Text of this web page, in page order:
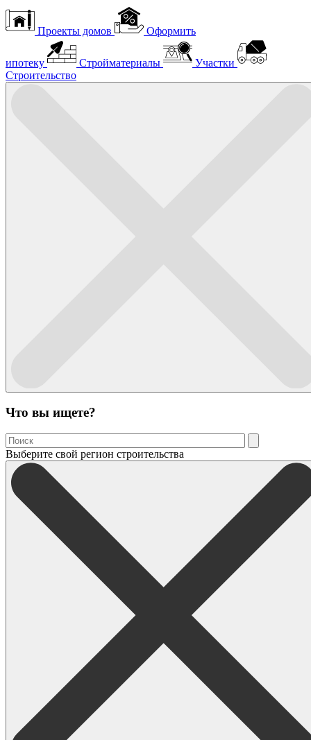
Проекты домов Оформить
ипотеку Стройматериалы
Участки
Строительство
Что вы ищете?
Выберите свой регион строительства